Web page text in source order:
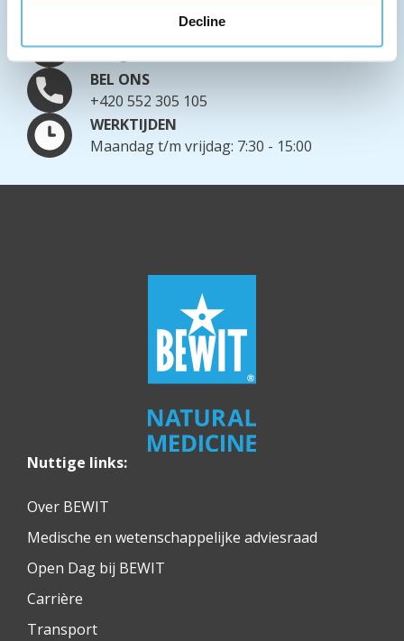
Decline
BEL ONS
+420 552 305 105
WERKTIJDEN
Maandag t/m vrijdag: 7:30 - 15:00
Nuttige links:
Over BEWIT
Medische en wetenschappelijke adviesraad
Open Dag bij BEWIT
Carrière
Transport